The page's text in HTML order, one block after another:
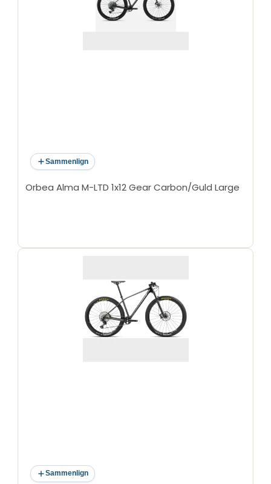
Sammenlign
Orbea Alma M-LTD 1x12 Gear Carbon/Guld Large
Sammenlign